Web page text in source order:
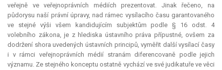
veřejně ve veřejnoprávních médiích prezentovat. Jinak řečeno, na
půdorysu naší právní úpravy, nad rámec vysílacího času garantovaného
ve stejné výši všem kandidujícím subjektům podle § 16 odst. 4
volebního zákona, je z hlediska ústavního práva přípustné, ovšem za
dodržení shora uvedených ústavních principů, vyměřit další vysílací časy
i v rámci veřejnoprávních médií stranám diferencovaně podle jejich
významu. Ze stejného konceptu ostatně vychází ve své judikatuře ve věci